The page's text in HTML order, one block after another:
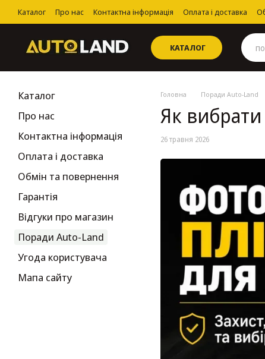
Перейти до основного контенту
Каталог Про нас Контактна інформація Оплата і доставка
Угода користувача
КАТАЛОГ
Головна Поради Auto-Land
Як
26 травня 2026
Каталог
Про нас
Контактна інформація
Оплата і доставка
Обмін та повернення
Гарантія
Відгуки про магазин
Поради Auto-Land
Угода користувача
Мапа сайту